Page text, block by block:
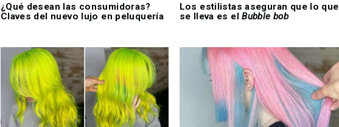
¿Qué desean las consumidoras?
Claves del nuevo lujo en peluquería
Los estilistas aseguran que lo que
se lleva es elBubble bob